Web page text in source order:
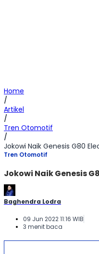
Home
/
Artikel
/
Tren Otomotif
/
Jokowi Naik Genesis G80
Tren Otomotif
Jokowi Naik Genesis
Baghendra Lodra
09 Jun 2022 11:16 WIB
3 menit baca